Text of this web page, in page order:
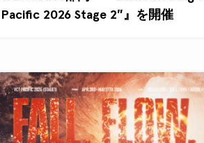
Pacific 2026 Stage 2″』を開催